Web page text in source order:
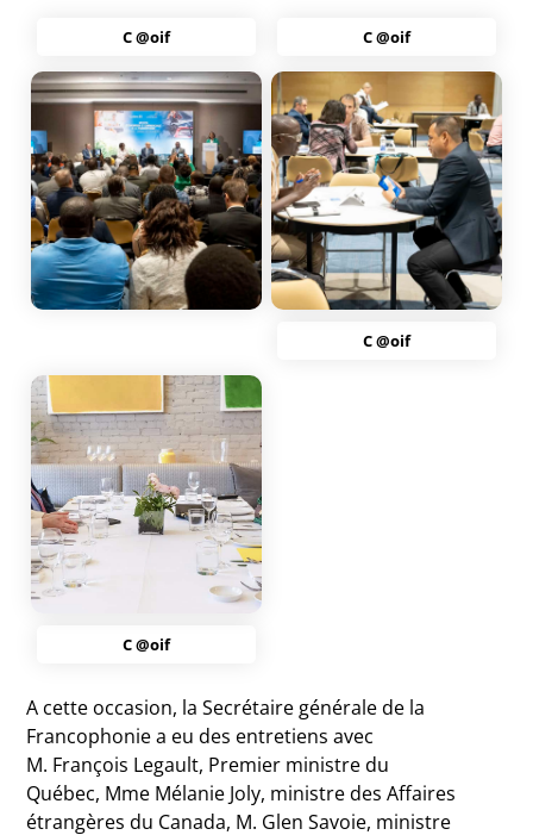
C @oif C @oif
C @oif
C @oif
A cette occasion, la Secrétaire générale de la
Francophonie a eu des entretiens avec
M. François Legault, Premier ministre du
Québec, Mme Mélanie Joly, ministre des Affaires
étrangères du Canada, M. Glen Savoie, ministre